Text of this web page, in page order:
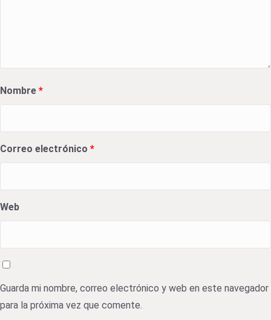
Nombre *
Correo electrónico *
Web
Guarda mi nombre, correo electrónico y web en este navegador
para la próxima vez que comente.